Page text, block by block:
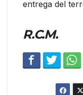
entrega del
R.C.M.